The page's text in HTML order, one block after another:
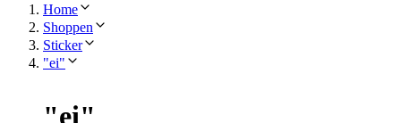
Home
Shoppen
Sticker
"ei"
"ei"